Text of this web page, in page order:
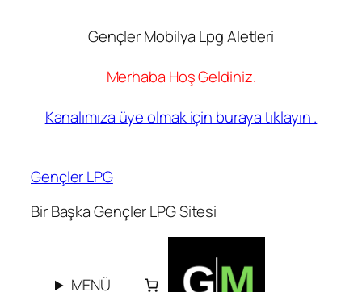
Gençler Mobilya Lpg Aletleri
Merhaba Hoş Geldiniz.
Kanalımıza üye olmak için buraya tıklayın .
Gençler LPG
Bir Başka Gençler LPG Sitesi
MENÜ